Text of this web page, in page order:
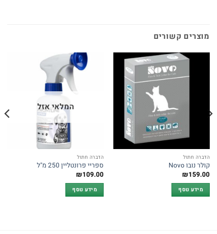
מוצרים קשורים
הדברה חתול
קולר נובו Novo
₪159.00
מידע נוסף
המלאי אזל
הדברה חתול
ספריי פרונטליין 250 מ"ל
₪109.00
מידע נוסף